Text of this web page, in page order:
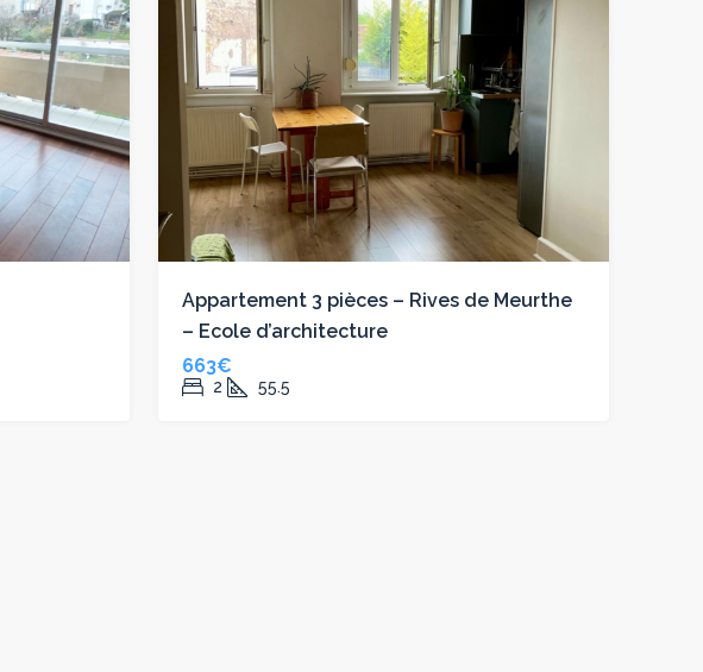
Appartement 3 pièces – Rives de Meurthe
– Ecole d’architecture
663€
2 55.5